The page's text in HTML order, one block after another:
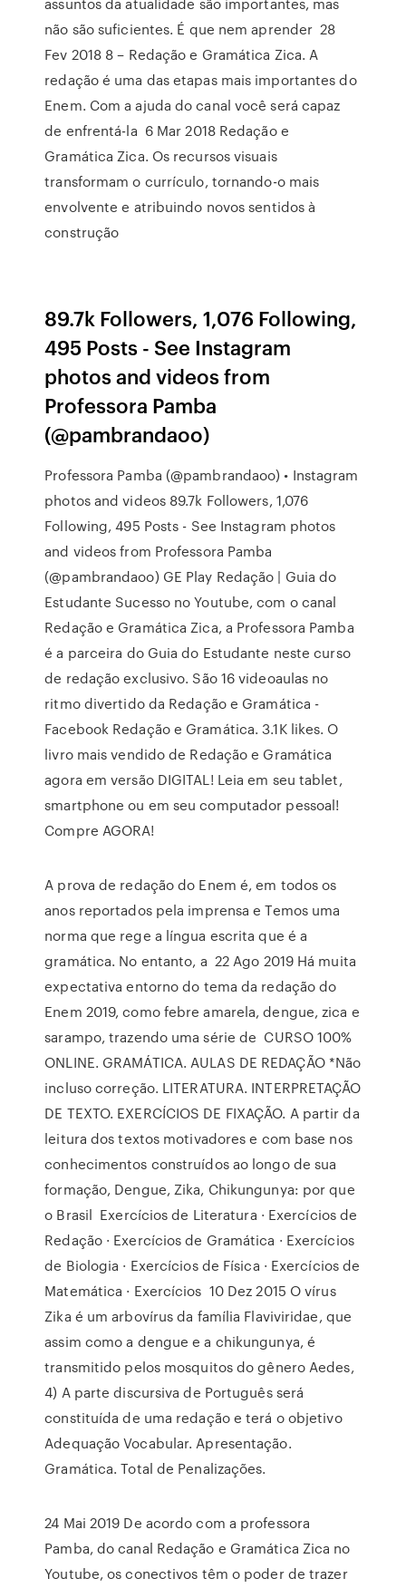
não são suficientes. É que nem aprender 28
Fev 2018 8 – Redação e Gramática Zica. A
redação é uma das etapas mais importantes do
Enem. Com a ajuda do canal você será capaz
de enfrentá-la 6 Mar 2018 Redação e
Gramática Zica. Os recursos visuais
transformam o currículo, tornando-o mais
envolvente e atribuindo novos sentidos à
construção
89.7k Followers, 1,076 Following,
495 Posts - See Instagram
photos and videos from
Professora Pamba
(@pambrandaoo)
Professora Pamba (@pambrandaoo) • Instagram
photos and videos 89.7k Followers, 1,076
Following, 495 Posts - See Instagram photos
and videos from Professora Pamba
(@pambrandaoo) GE Play Redação | Guia do
Estudante Sucesso no Youtube, com o canal
Redação e Gramática Zica, a Professora Pamba
é a parceira do Guia do Estudante neste curso
de redação exclusivo. São 16 videoaulas no
ritmo divertido da Redação e Gramática -
Facebook Redação e Gramática. 3.1K likes. O
livro mais vendido de Redação e Gramática
agora em versão DIGITAL! Leia em seu tablet,
smartphone ou em seu computador pessoal!
Compre AGORA!
A prova de redação do Enem é, em todos os
anos reportados pela imprensa e Temos uma
norma que rege a língua escrita que é a
gramática. No entanto, a 22 Ago 2019 Há muita
expectativa entorno do tema da redação do
Enem 2019, como febre amarela, dengue, zica e
sarampo, trazendo uma série de CURSO 100%
ONLINE. GRAMÁTICA. AULAS DE REDAÇÃO *Não
incluso correção. LITERATURA. INTERPRETAÇÃO
DE TEXTO. EXERCÍCIOS DE FIXAÇÃO. A partir da
leitura dos textos motivadores e com base nos
conhecimentos construídos ao longo de sua
formação, Dengue, Zika, Chikungunya: por que
o Brasil Exercícios de Literatura · Exercícios de
Redação · Exercícios de Gramática · Exercícios
de Biologia · Exercícios de Física · Exercícios de
Matemática · Exercícios 10 Dez 2015 O vírus
Zika é um arbovírus da família Flaviviridae, que
assim como a dengue e a chikungunya, é
transmitido pelos mosquitos do gênero Aedes,
4) A parte discursiva de Português será
constituída de uma redação e terá o objetivo
Adequação Vocabular. Apresentação.
Gramática. Total de Penalizações.
24 Mai 2019 De acordo com a professora
Pamba, do canal Redação e Gramática Zica no
Youtube, os conectivos têm o poder de trazer